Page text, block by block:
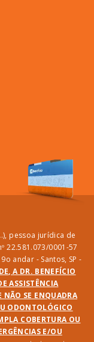
pessoa jurídica de
22.581.073/0001-57
andar - Santos, SP -
A DR. BENEFÍCIO
ASSISTÊNCIA
NÃO SE ENQUADRA
ODONTOLÓGICO
COBERTURA OU
E/OU